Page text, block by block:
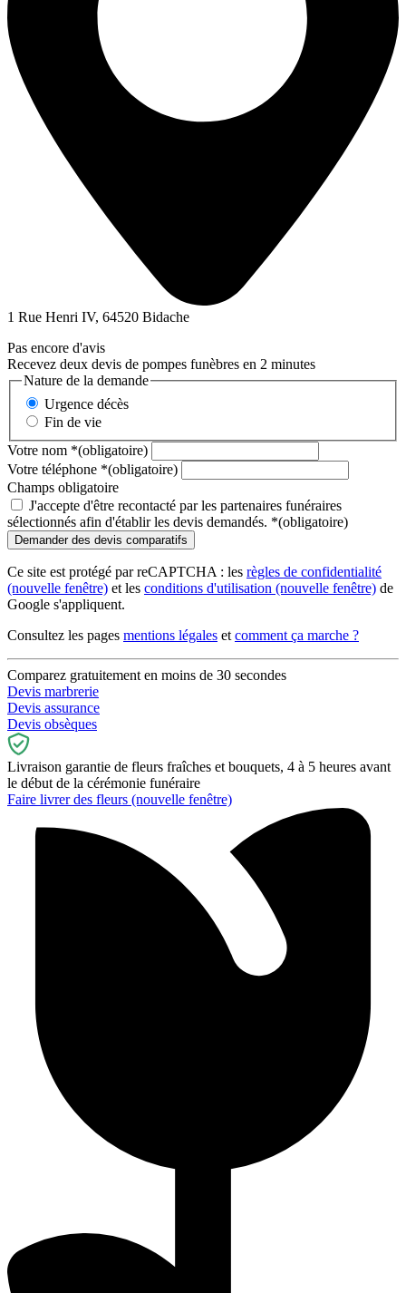
1 Rue Henri IV, 64520 Bidache
Pas encore d'avis
Recevez deux devis de pompes funèbres en 2 minutes
Nature de la demande
Urgence décès
Fin de vie
Votre nom *(obligatoire)
Votre téléphone *(obligatoire)
Champs obligatoire
J'accepte d'être recontacté par les partenaires funéraires
sélectionnés afin d'établir les devis demandés. *(obligatoire)
Ce site est protégé par reCAPTCHA : les règles de confidentialité
(nouvelle fenêtre) et les conditions d'utilisation (nouvelle fenêtre) de
Google s'appliquent.
Consultez les pages mentions légales et comment ça marche ?
Comparez gratuitement en moins de 30 secondes
Devis marbrerie
Devis assurance
Devis obsèques
Livraison garantie de fleurs fraîches et bouquets, 4 à 5 heures avant
le début de la cérémonie funéraire
Faire livrer des fleurs (nouvelle fenêtre)